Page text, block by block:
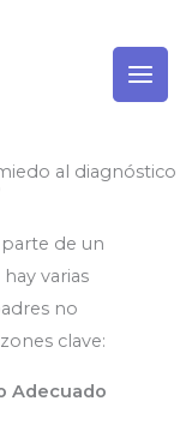
al diagnóstico
de un
varias
no
clave:
Adecuado